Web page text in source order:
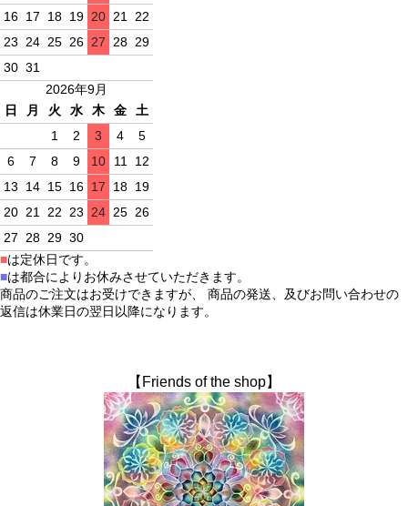
16 17 18 19 20 21 22
23 24 25 26 27 28 29
30 31
2026年9月
日
月 火 水 木 金
土
1
2 3 4
5
6
7 8 9 10 11 12
13
14 15 16 17 18 19
20 21 22 23 24 25 26
27 28 29 30
■は定休日です。
■は都合によりお休みさせていただきます。
商品のご注文はお受けできますが、 商品の発送、及びお問い合わせの
返信は休業日の翌日以降になります。
【Friends of the shop】